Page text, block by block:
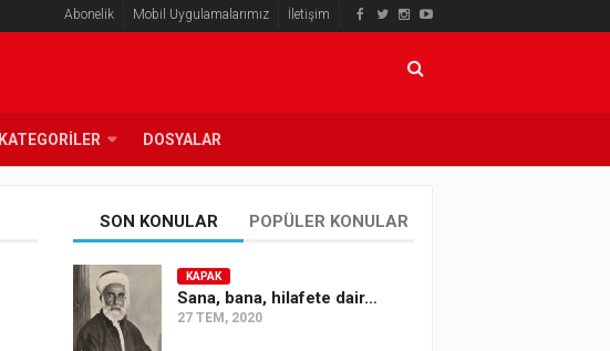
Abonelik Mobil Uygulamalarımız İletişim
KATEGORILER DOSYALAR
SON KONULAR POPÜLER KONULAR
KAPAK
Sana, bana, hilafete dair…
27 TEM, 2020